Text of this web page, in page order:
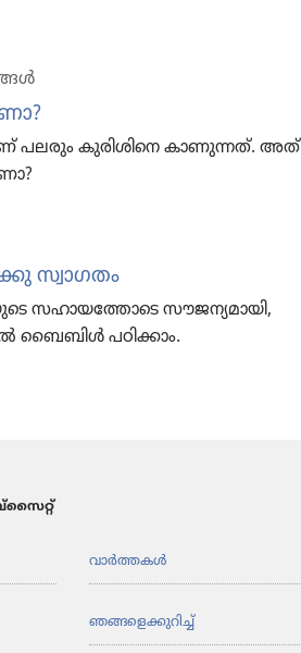
പലരും കുരി​ശി​നെ കാണു​ന്നത്‌. അത്‌
സ്വാഗതം
സഹായ​ത്തോ​ടെ സൗജന്യ​മാ​യി,
ബൈബിൾ പഠിക്കാം.
വാർത്തകൾ
ഞങ്ങളെ​ക്കു​റിച്ച്‌